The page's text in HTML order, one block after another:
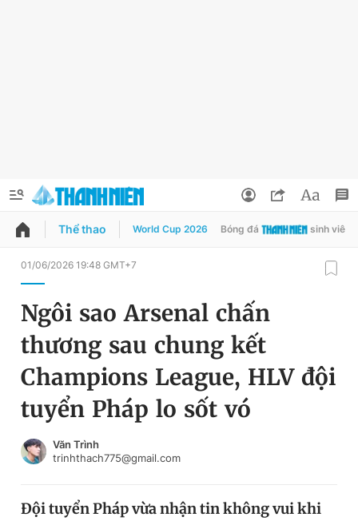
QUẢNG CÁO ĐẶT BÁO
Chuyên mục
Chuyên mục khác
Chào ngày mới Tin 24h
Tin thị trường Tin 360
Video Magazine
Đổi mật khẩu
Tin đã lưu
Tin đã xem
Đăng xuất
Thể thao World Cup 2026 Bóng đá sinh viên
01/06/2026 19:48 GMT+7
Ngôi sao Arsenal chấn
thương sau chung kết
Champions League, HLV đội
tuyển Pháp lo sốt vó
Văn Trình
trinhthach775@gmail.com
Đội tuyển Pháp vừa nhận tin không vui khi